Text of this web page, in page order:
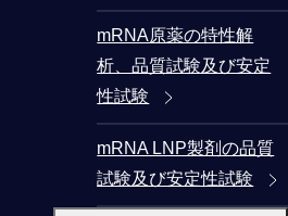
mRNA原薬の特性解
析、品質試験及び安定
性試験
mRNA LNP製剤の品質
試験及び安定性試験